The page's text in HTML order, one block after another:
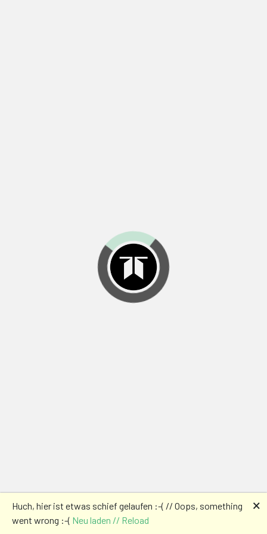
Huch, hier ist etwas schief gelaufen :-( // Oops, something
went wrong :-( Neu laden // Reload
🗙